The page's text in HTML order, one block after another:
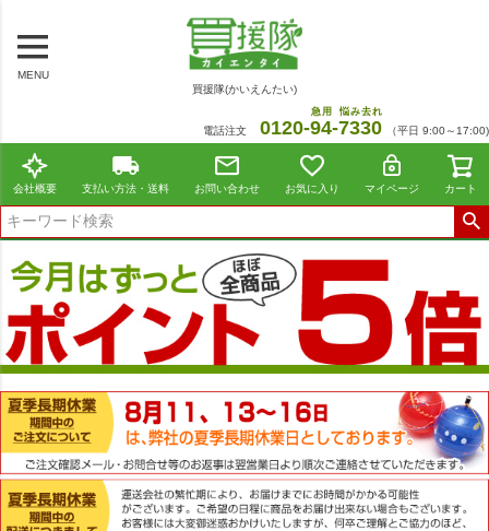
MENU
買援隊(かいえんたい)
電話注文 0120-94
急用
-7330
悩み去れ
（平日 9:00～17:00)
会社概要 支払い方法・送料 お問い合わせ お気に入り マイページ カート